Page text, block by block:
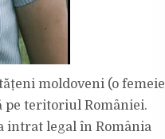
moldoveni (o femeie
pe teritoriul României.
intrat legal în România